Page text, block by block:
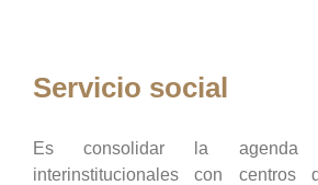
Servicio social
Es consolidar la agenda
interinstitucionales con centros